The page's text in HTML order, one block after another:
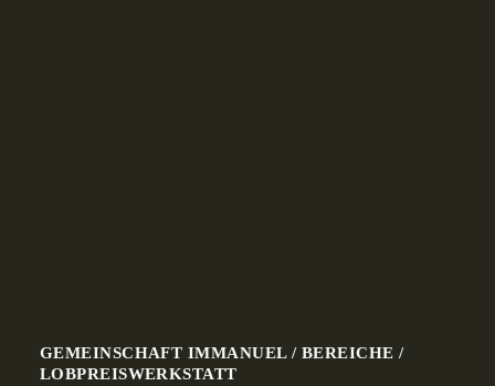
GEMEINSCHAFT IMMANUEL/ BEREICHE /
LOBPREISWERKSTATT